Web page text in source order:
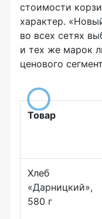
стоимости
характер.
во всех сетях
и тех же марок
ценового
Товар
Хлеб
«Дарницкий»,
580 г